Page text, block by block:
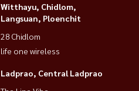
Witthayu, Chidlom,
Langsuan, Ploenchit
28 Chidlom
life one wireless
Ladprao, Central Ladprao